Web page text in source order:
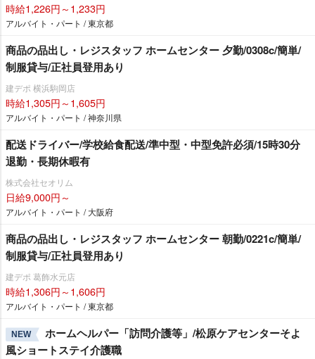
時給1,226円～1,233円
アルバイト・パート / 東京都
商品の品出し・レジスタッフ ホームセンター 夕勤/0308c/簡単/
制服貸与/正社員登用あり
建デポ 横浜駒岡店
時給1,305円～1,605円
アルバイト・パート / 神奈川県
配送ドライバー/学校給食配送/準中型・中型免許必須/15時30分
退勤・長期休暇有
株式会社セオリム
日給9,000円～
アルバイト・パート / 大阪府
商品の品出し・レジスタッフ ホームセンター 朝勤/0221c/簡単/
制服貸与/正社員登用あり
建デポ 葛飾水元店
時給1,306円～1,606円
アルバイト・パート / 東京都
NEW
ホームヘルパー「訪問介護等」/松原ケアセンターそよ
風ショートステイ介護職